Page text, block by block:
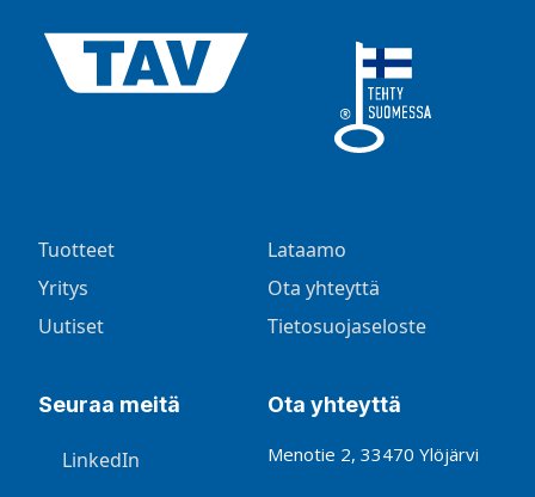
Tuotteet
Yritys
Uutiset
Lataamo
Ota yhteyttä
Tietosuojaseloste
Seuraa meitä
LinkedIn
Ota yhteyttä
Menotie 2, 33470 Ylöjärvi